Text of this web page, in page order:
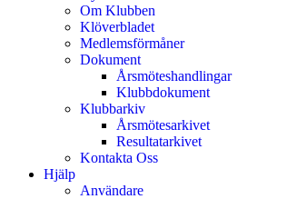
Om Klubben
Klöverbladet
Medlemsförmåner
Dokument
Årsmöteshandlingar
Klubbdokument
Klubbarkiv
Årsmötesarkivet
Resultatarkivet
Kontakta Oss
Hjälp
Användare